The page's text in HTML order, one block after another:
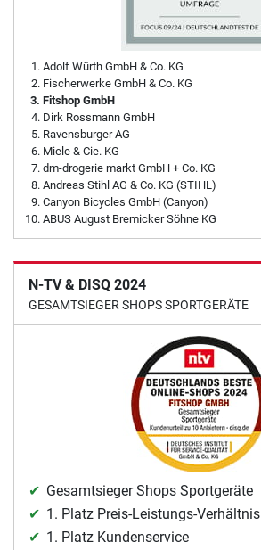
Adolf Würth GmbH & Co. KG
Fischerwerke GmbH & Co. KG
Fitshop GmbH
Dirk Rossmann GmbH
Ravensburger AG
Miele & Cie. KG
dm-drogerie markt GmbH + Co. KG
Andreas Stihl AG & Co. KG (STIHL)
Canyon Bicycles GmbH (Canyon)
ABUS August Bremicker Söhne KG
N-TV & DISQ 2024
GESAMTSIEGER SHOPS SPORTGERÄTE
Gesamtsieger Shops Sportgeräte
1. Platz Preis-Leistungs-Verhältnis
1. Platz Kundenservice